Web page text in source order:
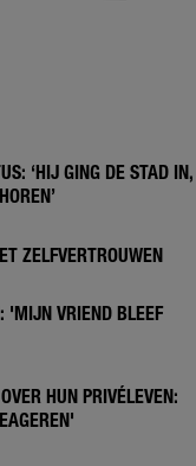
‘HIJ GING DE STAD IN,
ZELFVERTROUWEN
'MIJN VRIEND BLEEF
HUN PRIVÉLEVEN: